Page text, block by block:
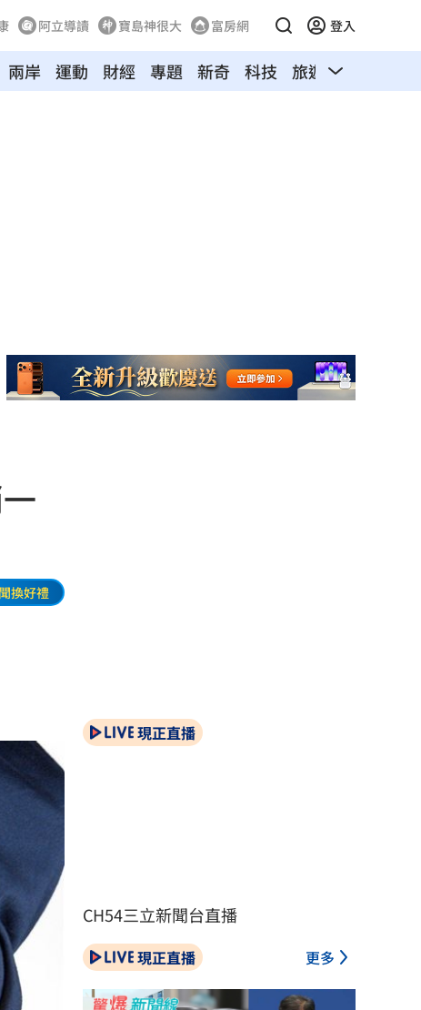
阿立導讀 寶島神很大 富房網 登入
兩岸 運動 財經 專題 新奇 科技 旅遊 汽車
換好禮
現正直播
CH54三立新聞台直播
現正直播 更多